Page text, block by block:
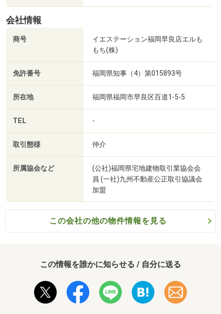
会社情報
商号
イエステーション福岡早良店エルも
もち(株)
免許番号 福岡県知事（4）第015893号
所在地 福岡県福岡市早良区百道1-5-5
TEL -
取引態様 仲介
所属協会など
(公社)福岡県宅地建物取引業協会会
員 (一社)九州不動産公正取引協議会
加盟
この会社の他の物件情報を見る
この情報を誰かに知らせる / 自分に送る